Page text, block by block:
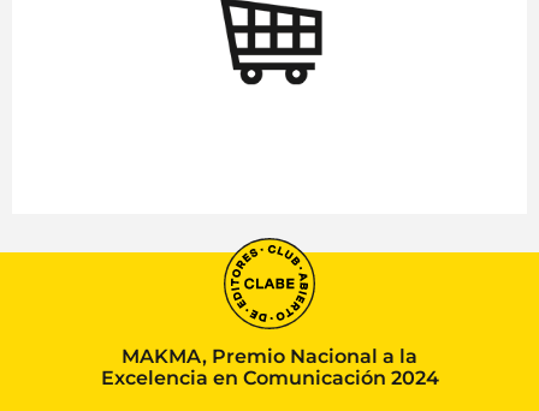
MAKMA, Premio Nacional a la
Excelencia en Comunicación 2024